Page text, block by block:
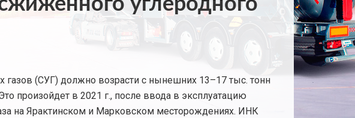
(СУГ) должно возрасти с нынешних 13–17 тыс. тонн
произойдет в 2021 г., после ввода в эксплуатацию
на Ярактинском и Марковском месторождениях. ИНК